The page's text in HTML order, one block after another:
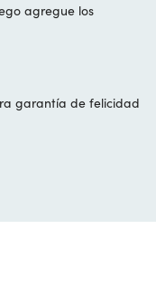
agregue los
garantía de felicidad